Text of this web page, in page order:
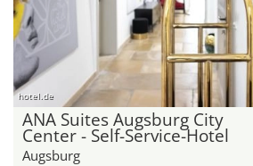
hotel.de
ANA Suites Augsburg City
Center - Self-Service-Hotel
Augsburg